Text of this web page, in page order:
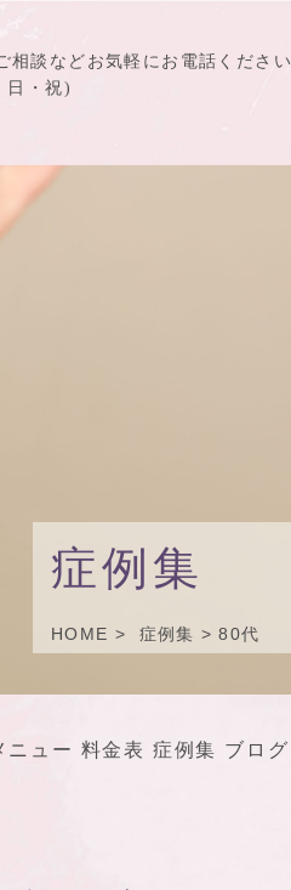
相談などお気軽にお電話ください
日・祝)
症例集
HOME 症例集 80代
ニュー 料金表 症例集 ブログ